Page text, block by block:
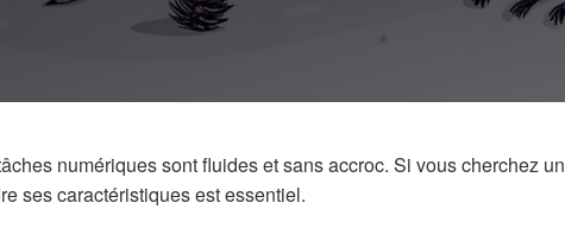
numériques sont fluides et sans accroc. Si vous cherchez un
ses caractéristiques est essentiel.